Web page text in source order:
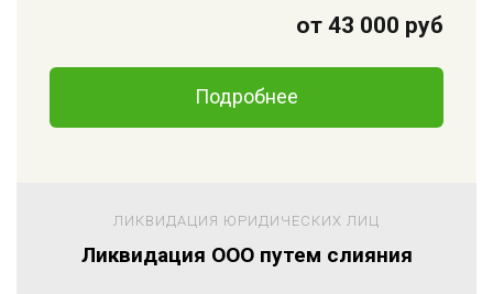
от 43 000 руб
Подробнее
ЛИКВИДАЦИЯ ЮРИДИЧЕСКИХ ЛИЦ
Ликвидация ООО путем слияния